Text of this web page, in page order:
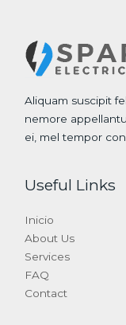
Aliquam suscipit
nemore
ei, mel tempor
Useful Links
Inicio
About Us
Services
FAQ
Contact